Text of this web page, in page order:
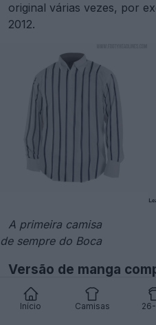
Início Camisas
original várias vezes, por
2012.
A primeira camisa
de sempre do Boca
Versão de manga